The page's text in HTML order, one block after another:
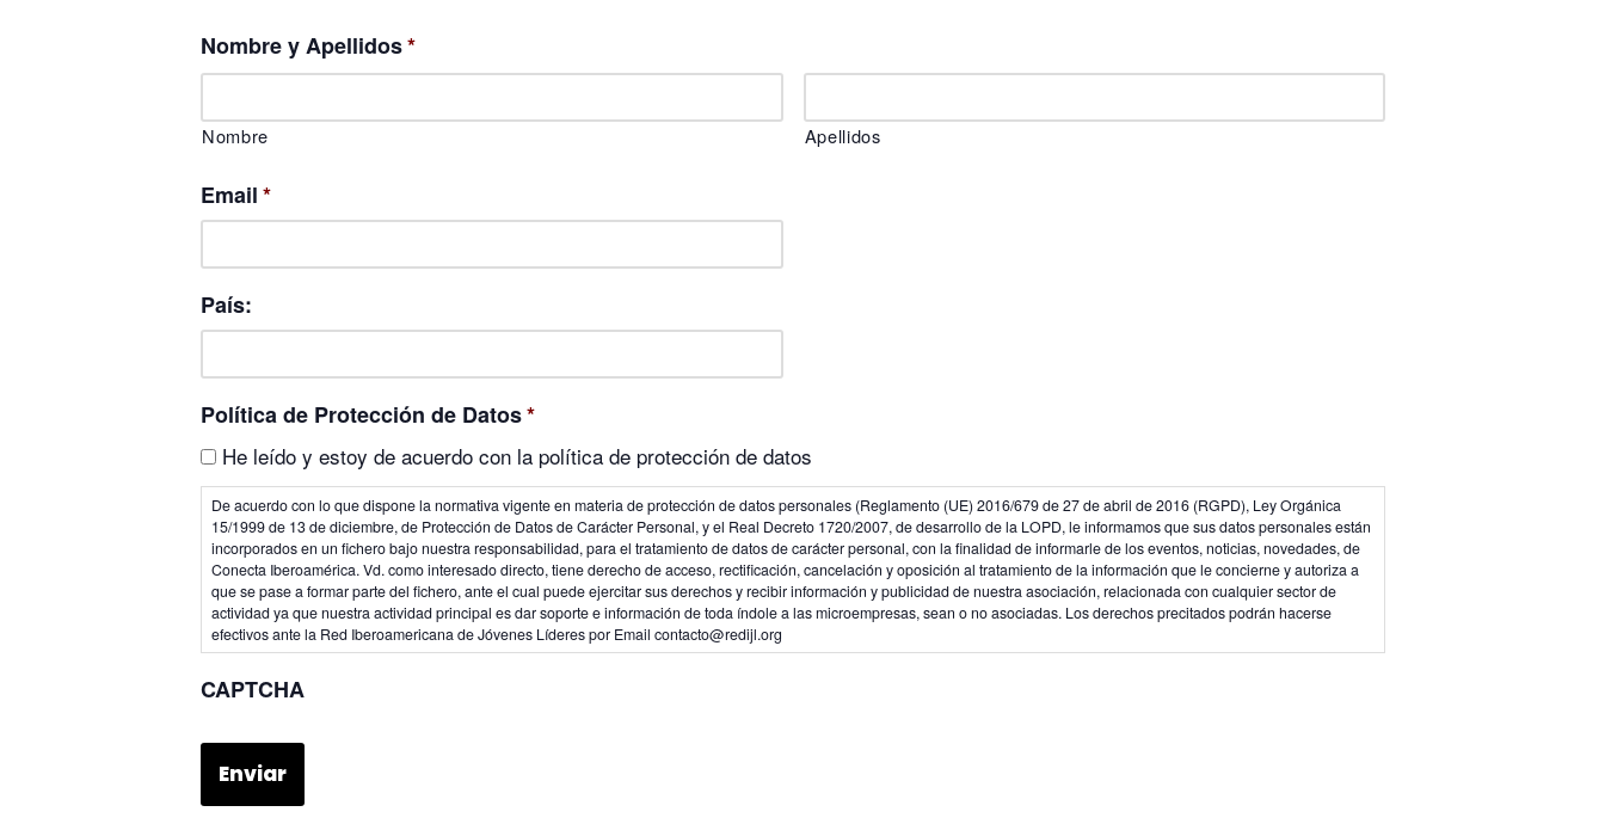
Nombre y Apellidos*
Nombre Apellidos
Email*
País:
Política de Protección de Datos*
He leído y estoy de acuerdo con la política de protección de datos
De acuerdo con lo que dispone la normativa vigente en materia de protección de datos personales (Reglamento (UE) 2016/679 de 27 de abril de 2016 (RGPD), Ley Orgánica
15/1999 de 13 de diciembre, de Protección de Datos de Carácter Personal, y el Real Decreto 1720/2007, de desarrollo de la LOPD, le informamos que sus datos personales están
incorporados en un fichero bajo nuestra responsabilidad, para el tratamiento de datos de carácter personal, con la finalidad de informarle de los eventos, noticias, novedades, de
Conecta Iberoamérica. Vd. como interesado directo, tiene derecho de acceso, rectificación, cancelación y oposición al tratamiento de la información que le concierne y autoriza a
que se pase a formar parte del fichero, ante el cual puede ejercitar sus derechos y recibir información y publicidad de nuestra asociación, relacionada con cualquier sector de
actividad ya que nuestra actividad principal es dar soporte e información de toda índole a las microempresas, sean o no asociadas. Los derechos precitados podrán hacerse
efectivos ante la Red Iberoamericana de Jóvenes Líderes por Email contacto@redijl.org
CAPTCHA